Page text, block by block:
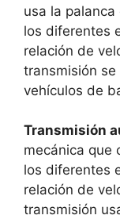
usa la
los diferentes
relación de
transmisión
vehículos de
Transmisión
mecánica que
los diferentes
relación de
transmisión